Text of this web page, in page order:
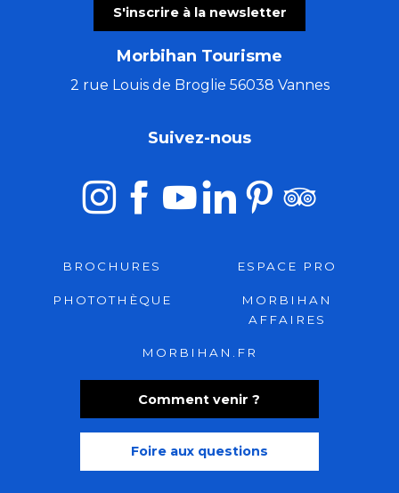
S'inscrire à la newsletter
Morbihan Tourisme
2 rue Louis de Broglie 56038 Vannes
Comment venir ?
Foire aux questions
Suivez-nous
BROCHURES ESPACE PRO
PHOTOTHÈQUE
MORBIHAN
AFFAIRES
MORBIHAN.FR